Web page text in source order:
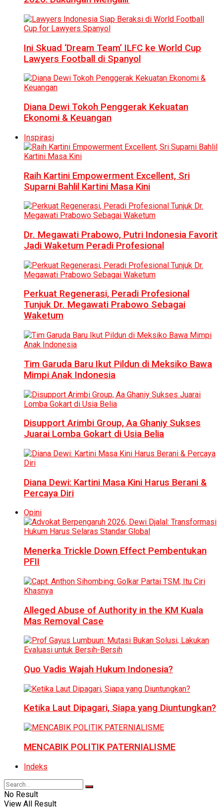
Ini Skuad ‘Dream Team’ ILFC ke World Cup
Lawyers Football di Spanyol
Diana Dewi Tokoh Penggerak Kekuatan
Ekonomi & Keuangan
Inspirasi
Raih Kartini Empowerment Excellent, Sri
Suparni Bahlil Kartini Masa Kini
Dr. Megawati Prabowo, Putri Indonesia Favorit
Jadi Waketum Peradi Profesional
Perkuat Regenerasi, Peradi Profesional
Tunjuk Dr. Megawati Prabowo Sebagai
Waketum
Tim Garuda Baru Ikut Pildun di Meksiko Bawa
Mimpi Anak Indonesia
Disupport Arimbi Group, Aa Ghaniy Sukses
Juarai Lomba Gokart di Usia Belia
Diana Dewi: Kartini Masa Kini Harus Berani &
Percaya Diri
Opini
Menerka Trickle Down Effect Pembentukan
PFII
Alleged Abuse of Authority in the KM Kuala
Mas Removal Case
Quo Vadis Wajah Hukum Indonesia?
Ketika Laut Dipagari, Siapa yang Diuntungkan?
MENCABIK POLITIK PATERNIALISME
Indeks
No Result
View All Result